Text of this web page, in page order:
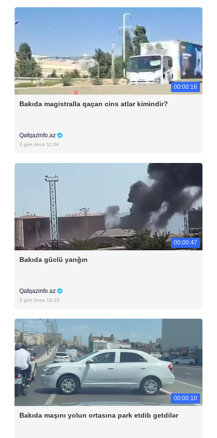
00:00:16
Bakıda magistralla qaçan cins atlar kimindir?
Qafqazinfo.az
2 gün öncə 11:04
00:00:47
Bakıda güclü yanğın
Qafqazinfo.az
2 gün öncə 16:10
00:00:10
Bakıda maşını yolun ortasına park etdib getdilər